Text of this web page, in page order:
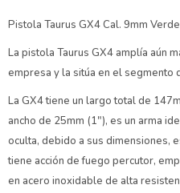
Pistola Taurus GX4 Cal. 9mm
La pistola Taurus GX4 amplía aún
empresa y la sitúa en el segmento
La GX4 tiene un largo total de
ancho de 25mm (1"), es un arma
oculta, debido a sus dimensiones,
tiene acción de fuego percutor,
en acero inoxidable de alta